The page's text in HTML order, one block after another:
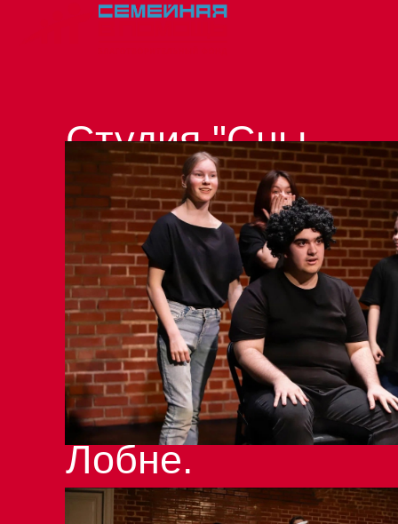
Студия "Сны
Алисы" в
третий раз
становится
участником
фестиваля
«Русская
классика» в
Лобне.